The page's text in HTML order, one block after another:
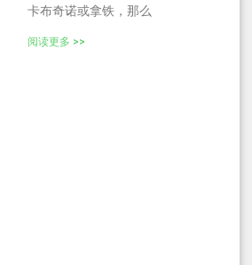
卡布奇诺或拿铁，那么
阅读更多 >>